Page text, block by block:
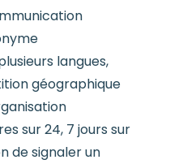
langues,
géographique
sur 24, 7 jours sur
de signaler un